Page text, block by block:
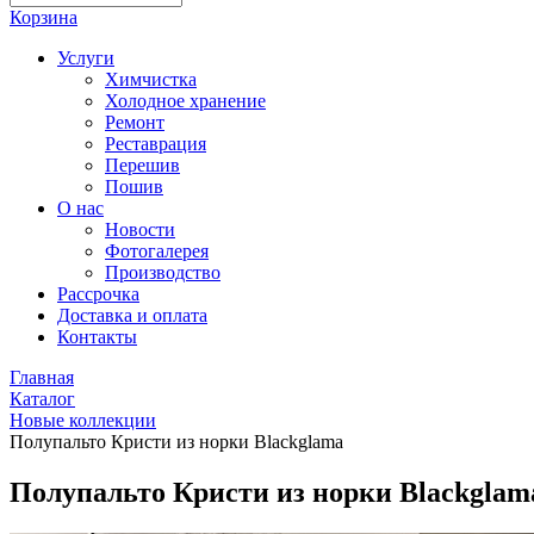
Корзина
Услуги
Химчистка
Холодное хранение
Ремонт
Реставрация
Перешив
Пошив
О нас
Новости
Фотогалерея
Производство
Рассрочка
Доставка и оплата
Контакты
Главная
Каталог
Новые коллекции
Полупальто Кристи из норки Blackglama
Полупальто Кристи из норки